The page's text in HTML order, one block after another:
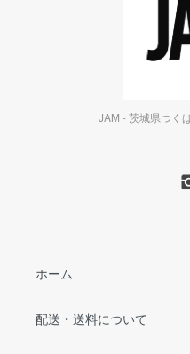
JAM - 茨城県つく
ホーム
配送・送料について